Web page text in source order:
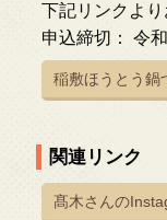
下記リンクより
申込締切： 令
稲敷ほうとう鍋
関連リンク
髙木さんの